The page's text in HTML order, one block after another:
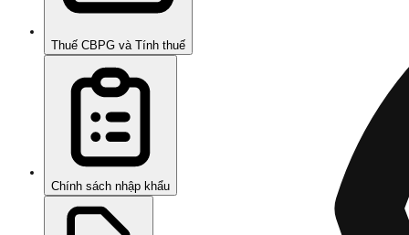
Thuế CBPG và Tính thuế
Chính sách nhập khẩu